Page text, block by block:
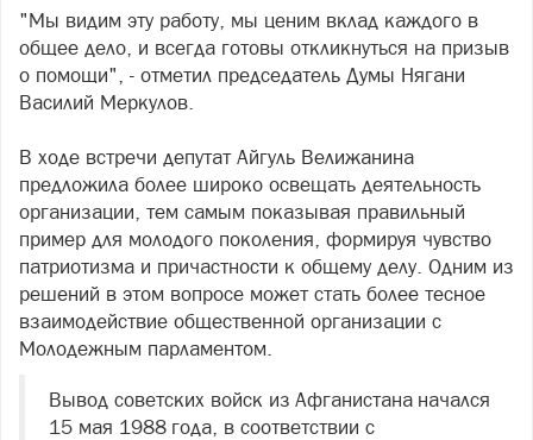
"Мы видим эту работу, мы ценим вклад каждого в
общее дело, и всегда готовы откликнуться на призыв
о помощи", - отметил председатель Думы Нягани
Василий Меркулов.
В ходе встречи депутат Айгуль Велижанина
предложила более широко освещать деятельность
организации, тем самым показывая правильный
пример для молодого поколения, формируя чувство
патриотизма и причастности к общему делу. Одним из
решений в этом вопросе может стать более тесное
взаимодействие общественной организации с
Молодежным парламентом.
Вывод советских войск из Афганистана начался
15 мая 1988 года, в соответствии с